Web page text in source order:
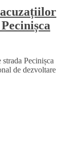
Pecinișca
de dezvoltare